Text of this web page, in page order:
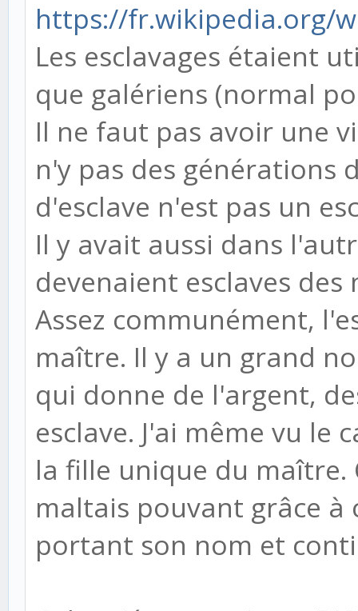
https://fr.wikipedia.org/
Les esclavages étaient
que galériens (normal
Il ne faut pas avoir une
n'y pas des générations
d'esclave n'est pas un
Il y avait aussi dans
devenaient esclaves des
Assez communément,
maître. Il y a un grand
qui donne de l'argent,
esclave. J'ai même vu le
la fille unique du maître.
maltais pouvant grâce
portant son nom et